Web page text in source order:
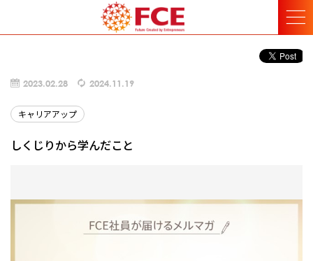
2023.02.28 2024.11.19
キャリアアップ
しくじりから学んだこと